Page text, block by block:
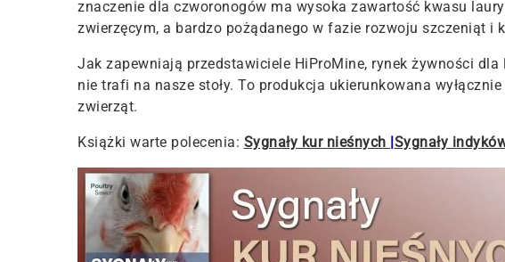
znaczenie dla czworonogów ma wysoka zawartość kwasu
zwierzęcym, a bardzo pożądanego w fazie rozwoju szczeniąt i
Jak zapewniają przedstawiciele HiProMine, rynek żywności
nie trafi na nasze stoły. To produkcja ukierunkowana
zwierząt.
Książki warte polecenia: Sygnały kur nieśnych |Sygnały